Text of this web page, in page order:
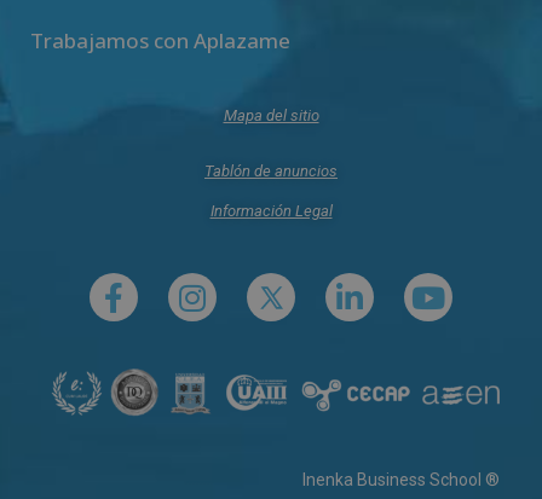
Trabajamos con Aplazame
Mapa del sitio
Tablón de anuncios
Información Legal
Inenka Business School ®